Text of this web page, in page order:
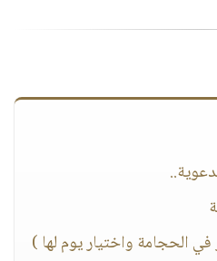
في الحجامة واختيار يوم لها )